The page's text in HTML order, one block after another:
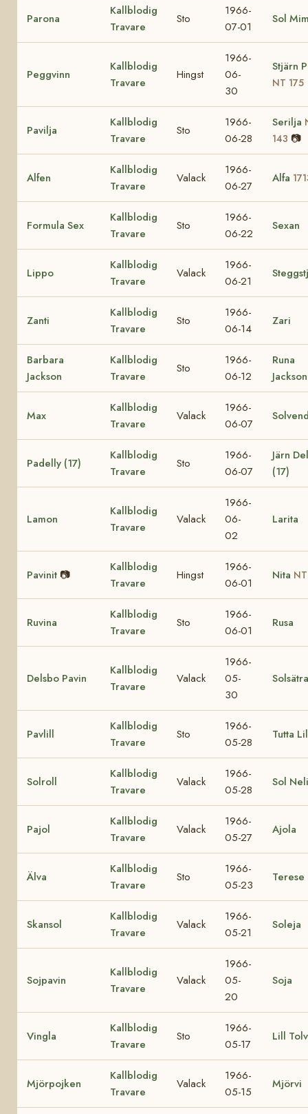
Parona
Kallblodig
Travare
Sto
1966-
07-01
Sol
Peggvinn
Kallblodig
Travare
Hingst
1966-
06-
30
Stjärn
NT 175
Pavilja
Kallblodig
Travare
Sto
1966-
06-28
Serilja
143 📷
Alfen
Kallblodig
Travare
Valack
1966-
06-27
Alfa
Formula Sex
Kallblodig
Travare
Sto
1966-
06-22
Sexan
Lippo
Kallblodig
Travare
Valack
1966-
06-21
Zanti
Kallblodig
Travare
Sto
1966-
06-14
Zari
Barbara
Jackson
Kallblodig
Travare
Sto
1966-
06-12
Runa
Jackson
Max
Kallblodig
Travare
Valack
1966-
06-07
Padelly (17)
Kallblodig
Travare
Sto
1966-
06-07
Järn
(17)
Lamon
Kallblodig
Travare
Valack
1966-
06-
02
Larita
Pavinit 📷
Kallblodig
Travare
Hingst
1966-
06-01
Nita
Ruvina
Kallblodig
Travare
Sto
1966-
06-01
Rusa
Delsbo Pavin
Kallblodig
Travare
Valack
1966-
05-
30
Solsätra
Pavlill
Kallblodig
Travare
Sto
1966-
05-28
Tutta
Solroll
Kallblodig
Travare
Valack
1966-
05-28
Sol Neli
Pajol
Kallblodig
Travare
Valack
1966-
05-27
Ajola
Älva
Kallblodig
Travare
Sto
1966-
05-23
Terese
Skansol
Kallblodig
Travare
Valack
1966-
05-21
Soleja
Sojpavin
Kallblodig
Travare
Valack
1966-
05-
20
Soja
Vingla
Kallblodig
Travare
Sto
1966-
05-17
Lill
Mjörpojken
Kallblodig
Travare
Valack
1966-
05-15
Mjörvi